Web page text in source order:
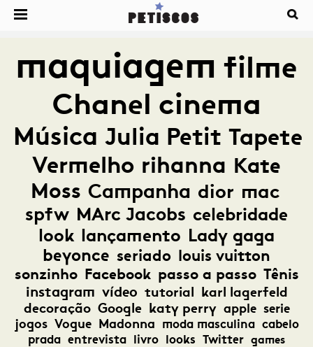
maquiagem filme
Chanel cinema
Música Julia Petit Tapete
Vermelho rihanna Kate
Moss Campanha dior mac
spfw MArc Jacobs celebridade
look lançamento Lady gaga
beyonce seriado louis vuitton
sonzinho Facebook passo a passo Tênis
instagram vídeo tutorial karl lagerfeld
decoração Google katy perry apple serie
jogos Vogue Madonna moda masculina cabelo
prada entrevista livro looks Twitter games